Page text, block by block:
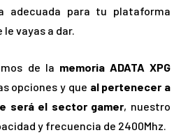
adecuada para tu plataforma
vayas a dar.
de la memoria ADATA XPG
opciones y que al pertenecer a
será el sector gamer, nuestro
y frecuencia de 2400Mhz.